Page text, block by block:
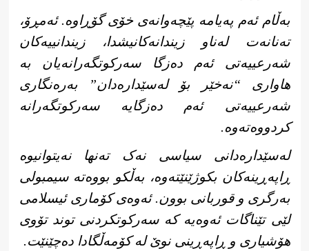
بەڵام ئەم پەیامە پێچەوانەی خۆی گۆڕاوە. ئەمڕۆ،
تەنانەت لەناو زیندانەکانیشدا، زیندانییەکان
شەرعییەتی ئەم دەزگا سەرکوتگەرانەیان بە
هاواری “نەخێر بۆ لەسێدارەدان” بەرەنگاری
شەرعییەتی ئەم دەزگایە سەرکوتگەرانە
کردووەتەوە.
لەسێدارەدانی سیاسی نەک تەنها نەیتوانیوە
ڕاپەڕینەکان بکوژێنێتەوە، بەڵکو بووەتە سیمبولی
بەرگری و قوربانی بوون. ئەوەی کۆماری ئیسلامی
لێی تێناگات ئەوەیە کە سەرکوتکردنی توند تۆوی
هۆشیاری و ڕاپەڕینی نوێ لە کۆمەڵگادا دەچێنێت.